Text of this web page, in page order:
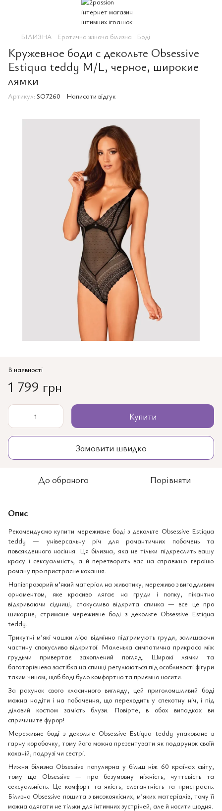
БІЛИЗНА Еротична жіноча білизна Боді
Кружевное боди с декольте Obsessive
Estiqua teddy M/L, черное, широкие
лямки
Артикул: SO7260 Написати відгук
В наявності
1 799 грн
Купити
Замовити швидко
До обраного Порівняти
Опис
Рекомендуємо купити мереживне боді з декольте Obsessive Estiqua
teddy — універсальну річ для романтичних побачень та
повсякденного носіння. Ця білизна, яка не тільки підкреслить вашу
красу і сексуальність, а й перетворить вас на справжню героїню
роману про пристрасне кохання.
Напівпрозорий м’який матеріал на животику, мереживо з вигадливим
орнаментом, яке красиво лягає на груди і попку, пікантно
відкриваючи сідниці, спокусливо відкрита спинка — все це про
шикарне, стримане мереживне боді з декольте Obsessive Estiqua
teddy.
Трикутні м’які чашки ліфа відмінно підтримують груди, залишаючи
частину спокусливо відкритої. Маленька симпатична прикраса між
грудьми привертає захоплений погляд. Широкі лямки та
багаторівнева застібка на спинці регулюються під особливості фігури
таким чином, щоб боді було комфортно та приємно носити.
За рахунок свого класичного вигляду, цей приголомшливий боді
можна надіти і на побачення, що переходить у спекотну ніч, і під
діловий костюм замість блузи. Повірте, в обох випадках ви
спричините фурор!
Мереживне боді з декольте Obsessive Estiqua teddy упаковане в
гарну коробочку, тому його можна презентувати як подарунок своїй
коханій, подрузі чи сестрі.
Нижня білизна Obsessive популярна у більш ніж 60 країнах світу,
тому що Obsessive — про безумовну ніжність, чуттєвість та
сексуальність. Це комфорт та якість, елегантність та пристрасть.
Білизна Obsessive пошита з високоякісних, м’яких матеріалів, тому її
можна одягати не тільки для інтимних зустрічей, але й носити щодня.